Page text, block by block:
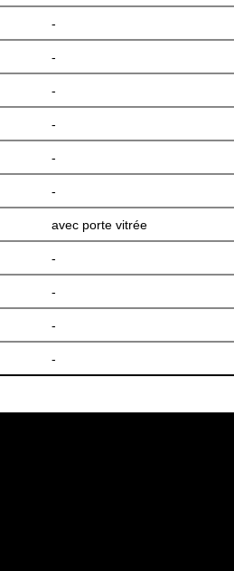
-
-
-
-
-
-
avec porte vitrée
-
-
-
-